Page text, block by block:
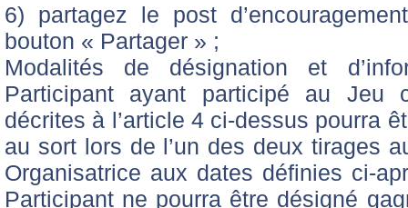
6) partagez le post
bouton « Partager » ;
Modalités de désignation et
Participant ayant participé au Jeu
décrites à l’article 4 ci-dessus pourra
au sort lors de l’un des deux tirages
Organisatrice aux dates définies ci-
Participant ne pourra être désigné